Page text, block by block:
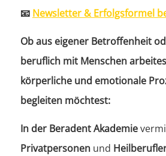
📧 Newsletter & Erfolgsformel
Ob aus eigener Betroffenheit
beruflich mit Menschen
körperliche und emotionale
begleiten möchtest:
In der Beradent Akademie
Privatpersonen und